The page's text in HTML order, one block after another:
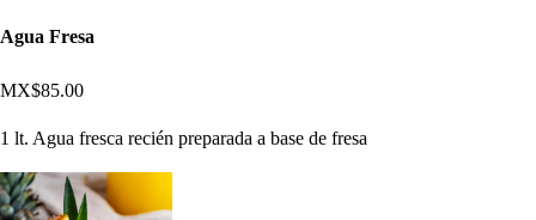
Agua Fresa
MX$85.00
1 lt. Agua fresca recién preparada a base de fresa